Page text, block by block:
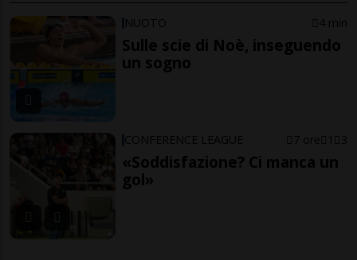
NUOTO 4 min
Sulle scie di Noè, inseguendo
un sogno
CONFERENCE LEAGUE 7 ore 1 3
«Soddisfazione? Ci manca un
gol»